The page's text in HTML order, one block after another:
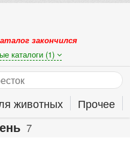
закончился
каталоги (1)
животных Прочее
7